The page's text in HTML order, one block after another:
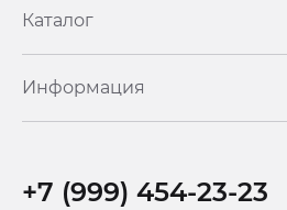
Каталог
Информация
+7 (999) 454-23-23